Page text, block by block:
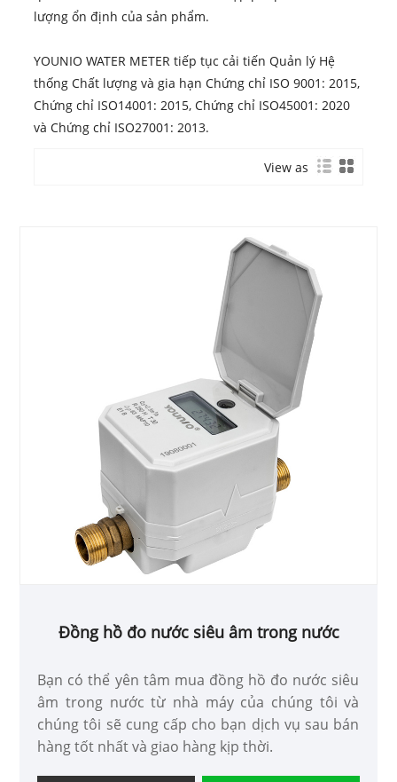
lượng ổn định của sản phẩm.
YOUNIO WATER METER tiếp tục cải tiến Quản lý Hệ
thống Chất lượng và gia hạn Chứng chỉ ISO 9001: 2015,
Chứng chỉ ISO14001: 2015, Chứng chỉ ISO45001: 2020
và Chứng chỉ ISO27001: 2013.
View as
Đồng hồ đo nước siêu âm trong nước
Bạn có thể yên tâm mua đồng hồ đo nước siêu
âm trong nước từ nhà máy của chúng tôi và
chúng tôi sẽ cung cấp cho bạn dịch vụ sau bán
hàng tốt nhất và giao hàng kịp thời.